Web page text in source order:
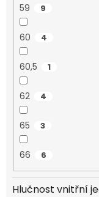
59 9
60 4
60,5 1
62 4
65 3
66 6
Hlučnost vnitřní